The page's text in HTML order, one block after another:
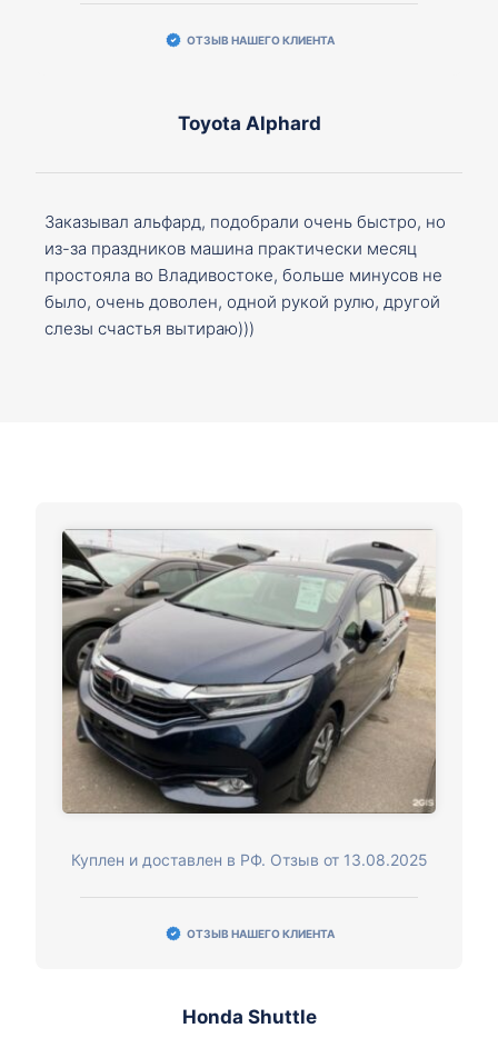
ОТЗЫВ НАШЕГО КЛИЕНТА
Toyota Alphard
Заказывал альфард, подобрали очень быстро, но
из-за праздников машина практически месяц
простояла во Владивостоке, больше минусов не
было, очень доволен, одной рукой рулю, другой
слезы счастья вытираю)))
Куплен и доставлен в РФ. Отзыв от 13.08.2025
ОТЗЫВ НАШЕГО КЛИЕНТА
Honda Shuttle